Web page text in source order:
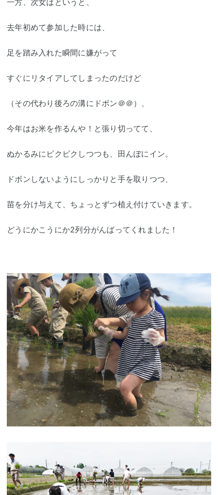
一方、次女はというと、
去年初めて参加した時には、
足を踏み入れた瞬間に嫌がって
すぐにリタイアしてしまったのだけど
（その代わり後ろの溝にドボン＠＠）、
今年はお米を作るんや！と張り切ってて、
ぬかるみにビクビクしつつも、田んぼにイン。
ドボンしないようにしっかりと手を取りつつ、
苗を分け与えて、ちょっとずつ植え付けていきます。
どうにかこうにか2列分がんばってくれました！